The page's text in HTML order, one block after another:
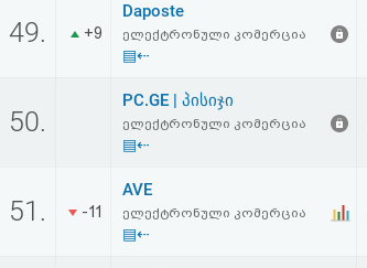
49. +9
Daposte
ელექტრონული კომერცია
▤⇠
50.
PC.GE | პისიჯი
ელექტრონული კომერცია
▤⇠
51. -11
AVE
ელექტრონული კომერცია
▤⇠